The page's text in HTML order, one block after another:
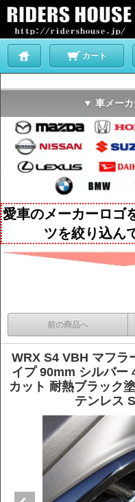
カート
▼ 車メー
愛車のメーカーロゴ
ツを絞り込ん
前の商品へ
WRX S4 VBH マフラ
イプ 90mm シルバー
カット 耐熱ブラック
テンレス